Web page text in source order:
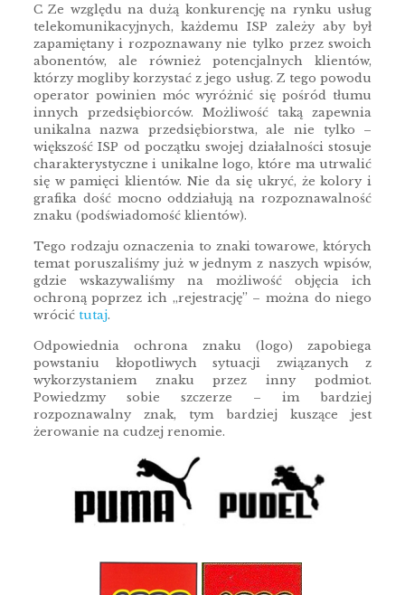
C Ze względu na dużą konkurencję na rynku usług
telekomunikacyjnych, każdemu ISP zależy aby był
zapamiętany i rozpoznawany nie tylko przez swoich
abonentów, ale również potencjalnych klientów,
którzy mogliby korzystać z jego usług. Z tego powodu
operator powinien móc wyróżnić się pośród tłumu
innych przedsiębiorców. Możliwość taką zapewnia
unikalna nazwa przedsiębiorstwa, ale nie tylko –
większość ISP od początku swojej działalności stosuje
charakterystyczne i unikalne logo, które ma utrwalić
się w pamięci klientów. Nie da się ukryć, że kolory i
grafika dość mocno oddziałują na rozpoznawalność
znaku (podświadomość klientów).
Tego rodzaju oznaczenia to znaki towarowe, których
temat poruszaliśmy już w jednym z naszych wpisów,
gdzie wskazywaliśmy na możliwość objęcia ich
ochroną poprzez ich „rejestrację” – można do niego
wrócić tutaj.
Odpowiednia ochrona znaku (logo) zapobiega
powstaniu kłopotliwych sytuacji związanych z
wykorzystaniem znaku przez inny podmiot.
Powiedzmy sobie szczerze – im bardziej
rozpoznawalny znak, tym bardziej kuszące jest
żerowanie na cudzej renomie.